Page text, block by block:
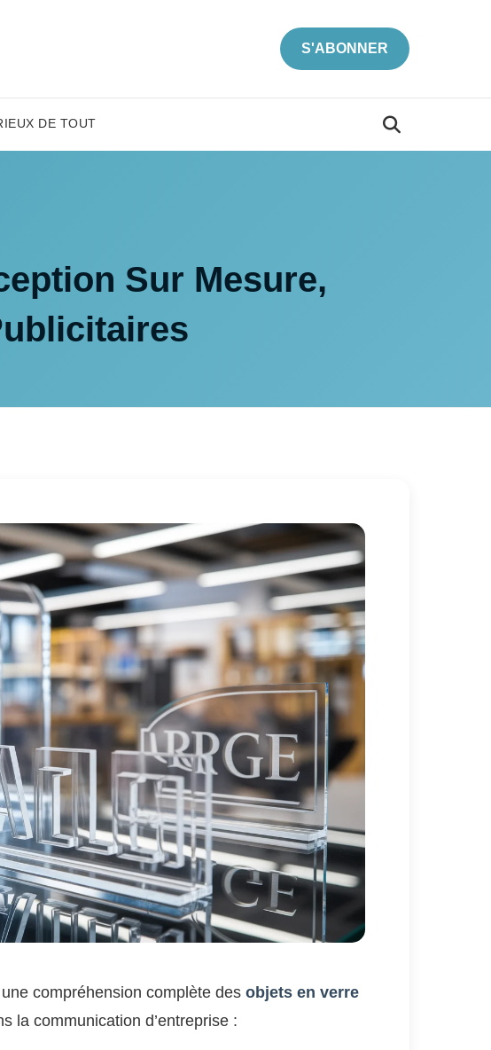
S'ABONNER
DE TOUT
Sur Mesure,
compréhension complète des objets en verre
la communication d’entreprise :